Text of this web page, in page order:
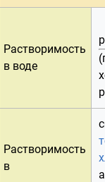
Растворимость
в воде
Растворимость
в